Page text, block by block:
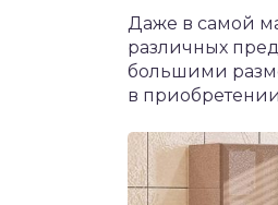
Даже в самой
различных
большими
в